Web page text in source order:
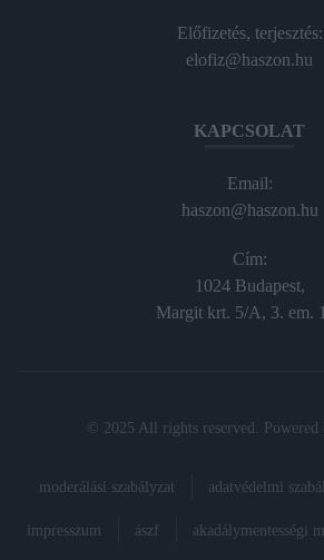
Előfizetés, terjesztés:
elofiz@haszon.hu
KAPCSOLAT
Email:
haszon@haszon.hu
Cím:
1024 Budapest,
Margit krt. 5/A, 3. em.
© 2025 All rights reserved. Powered
moderálási szabályzat adatvédelmi
impresszum ászf akadálymentességi